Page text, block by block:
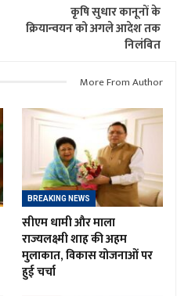
कृषि सुधार कानूनों के
क्रियान्वयन को अगले आदेश तक
निलंबित
More From Author
BREAKING NEWS
सीएम धामी और माला
राज्यलक्ष्मी शाह की अहम
मुलाकात, विकास योजनाओं पर
हुई चर्चा